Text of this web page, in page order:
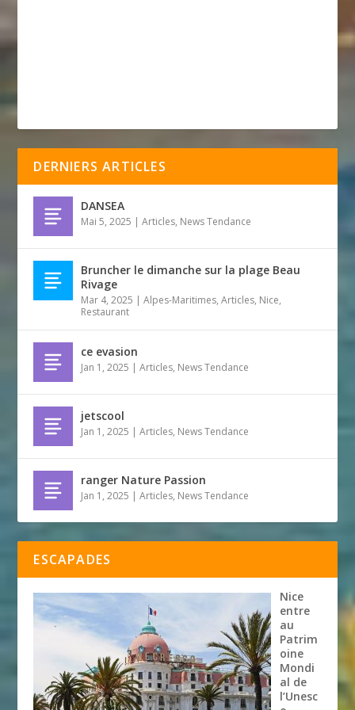
DERNIERS ARTICLES
DANSEA
Mai 5, 2025 |Articles, News Tendance
Bruncher le dimanche sur la plage Beau
Rivage
Mar 4, 2025 |Alpes-Maritimes,Articles, Nice,
Restaurant
ce evasion
Jan 1, 2025 |Articles, News Tendance
jetscool
Jan 1, 2025 |Articles, News Tendance
ranger Nature Passion
Jan 1, 2025 |Articles, News Tendance
ESCAPADES
Nice
entre
au
Patrim
oine
Mondi
al de
l’Unesc